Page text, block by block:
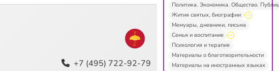
+7 (495) 722-92-79
Политика. Экономика. Общество.
Жития святых, биографии
Мемуары, дневники, письма
Семья и воспитание
Психология и терапия
Материалы о благотворительности
Материалы на иностранных языках